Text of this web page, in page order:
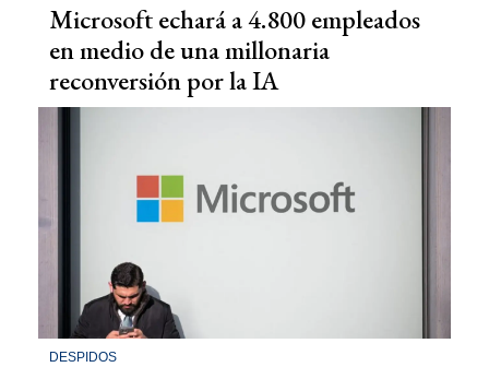
Microsoft echará a 4.800 empleados
en medio de una millonaria
reconversión por la IA
DESPIDOS